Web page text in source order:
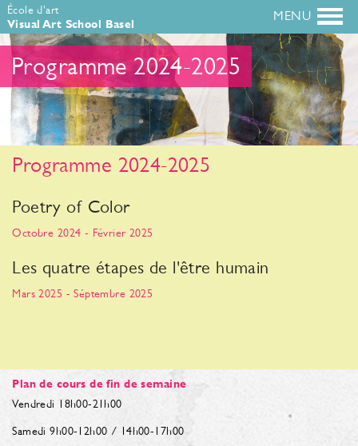
École d'art
Visual Art School Basel
Programme 2024-2025
Programme 2024-2025
Poetry of Color
Octobre 2024 - Février 2025
Les quatre étapes de l'être humain
Mars 2025 - Séptembre 2025
Plan de cours de fin de semaine
Vendredi 18h00-21h00
Samedi 9h00-12h00 / 14h00-17h00